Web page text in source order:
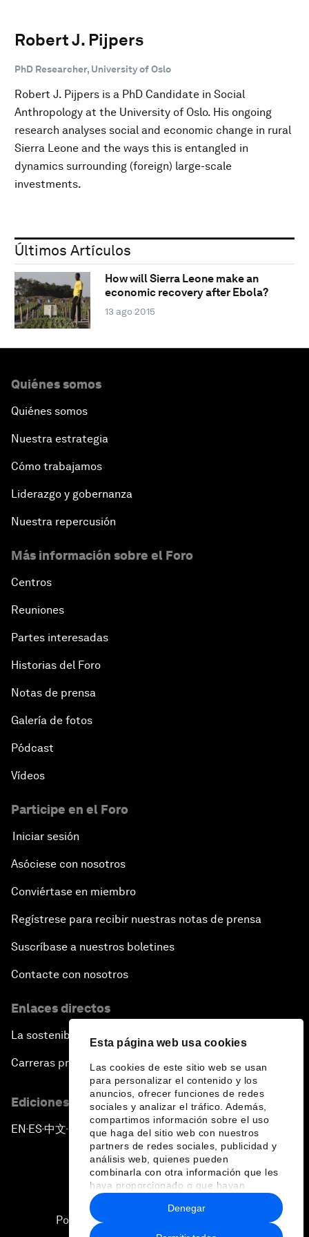
Esta página web usa cookies
Las cookies de este sitio web se usan
para personalizar el contenido y los
anuncios, ofrecer funciones de redes
sociales y analizar el tráfico. Además,
compartimos información sobre el uso
que haga del sitio web con nuestros
partners de redes sociales, publicidad y
análisis web, quienes pueden
combinarla con otra información que les
haya proporcionado o que hayan
recopilado a partir del uso que haya
hecho de sus servicios.
Denegar
Robert J. Pijpers
PhD Researcher, University of Oslo
Robert J. Pijpers is a PhD Candidate in Social
Anthropology at the University of Oslo. His ongoing
research analyses social and economic change in rural
Sierra Leone and the ways this is entangled in
dynamics surrounding (foreign) large-scale
investments.
Últimos Artículos
How will Sierra Leone make an
economic recovery after Ebola?
13 ago 2015
Quiénes somos
Quiénes somos
Nuestra estrategia
Cómo trabajamos
Liderazgo y gobernanza
Nuestra repercusión
Más información sobre el Foro
Centros
Reuniones
Partes interesadas
Historias del Foro
Notas de prensa
Galería de fotos
Pódcast
Vídeos
Participe en el Foro
Iniciar sesión
Asóciese con nosotros
Conviértase en miembro
Regístrese para recibir nuestras notas de prensa
Suscríbase a nuestros boletines
Contacte con nosotros
Enlaces directos
La sostenibilidad en el Foro
Carreras profesionales
Ediciones en otros idiomas
EN ▪ES▪中文▪ 日本語
Política de privacidad y normas de uso